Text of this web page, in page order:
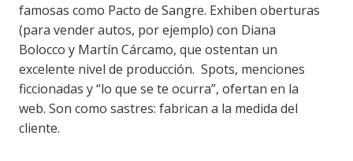
famosas como Pacto de Sangre. Exhiben oberturas
(para vender autos, por ejemplo) con Diana
Bolocco y Martín Cárcamo, que ostentan un
excelente nivel de producción. Spots, menciones
ficcionadas y “lo que se te ocurra”, ofertan en la
web. Son como sastres: fabrican a la medida del
cliente.